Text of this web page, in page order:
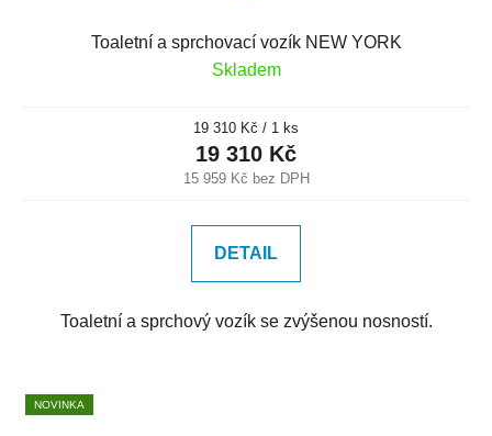
Toaletní a sprchovací vozík NEW YORK
Skladem
15 959 Kč bez DPH
19 310 Kč
Měrná
cena:
19 310 Kč / 1 ks
DETAIL
Toaletní a sprchový vozík se zvýšenou nosností.
NOVINKA